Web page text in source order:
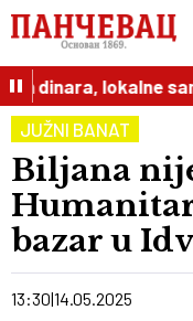
dinara, lokalne
JUŽNI BANAT
Biljana
bazar u
13:30 14.05.2025